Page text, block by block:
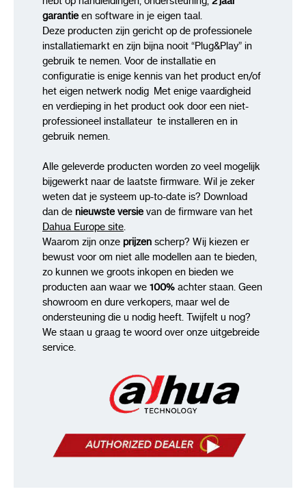
garantieen software in je eigen taal.
Deze producten zijn gericht op de professionele
installatiemarkt en zijn bijna nooit “Plug&Play” in
gebruik te nemen. Voor de installatie en
configuratie is enige kennis van het product en/of
het eigen netwerk nodig Met enige vaardigheid
en verdieping in het product ook door een niet-
professioneel installateur te installeren en in
gebruik nemen.
Alle geleverde producten worden zo veel mogelijk
bijgewerkt naar de laatste firmware. Wil je zeker
weten dat je systeem up-to-date is? Download
dan de nieuwste versievan de firmware van het
Dahua Europe site.
Waarom zijn onze prijzen scherp? Wij kiezen er
bewust voor om niet alle modellen aan te bieden,
zo kunnen we groots inkopen en bieden we
producten aan waar we 100% achter staan. Geen
showroom en dure verkopers, maar wel de
ondersteuning die u nodig heeft. Twijfelt u nog?
We staan u graag te woord over onze uitgebreide
service.